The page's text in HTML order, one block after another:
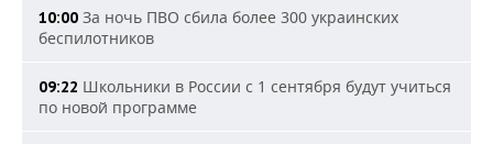
10:00 За ночь ПВО сбила более 300 украинских
беспилотников
09:22 Школьники в России с 1 сентября будут учиться
по новой программе